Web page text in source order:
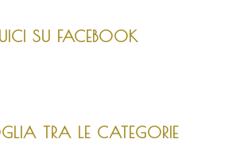
SU FACEBOOK
TRA LE CATEGORIE